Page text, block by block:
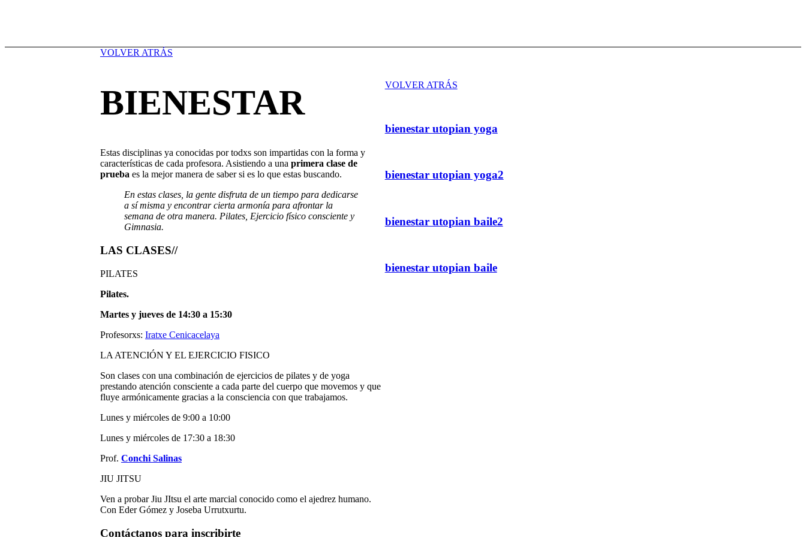
VOLVER ATRÁS
BIENESTAR
Estas disciplinas ya conocidas por todxs son impartidas con la forma y
características de cada profesora. Asistiendo a una primera clase de
prueba es la mejor manera de saber si es lo que estas buscando.
En estas clases, la gente disfruta de un tiempo para dedicarse
a sí misma y encontrar cierta armonía para afrontar la
semana de otra manera. Pilates, Ejercicio físico consciente y
Gimnasia.
LAS CLASES//
PILATES
Pilates.
Martes y jueves de 14:30 a 15:30
Profesorxs: Iratxe Cenicacelaya
LA ATENCIÓN Y EL EJERCICIO FISICO
Son clases con una combinación de ejercicios de pilates y de yoga
prestando atención consciente a cada parte del cuerpo que movemos y que
fluye armónicamente gracias a la consciencia con que trabajamos.
Lunes y miércoles de 9:00 a 10:00
Lunes y miércoles de 17:30 a 18:30
Prof. Conchi Salinas
JIU JITSU
Ven a probar Jiu JItsu el arte marcial conocido como el ajedrez humano.
Con Eder Gómez y Joseba Urrutxurtu.
Contáctanos para inscribirte
VOLVER ATRÁS
bienestar utopian yoga
bienestar utopian yoga2
bienestar utopian baile2
bienestar utopian baile